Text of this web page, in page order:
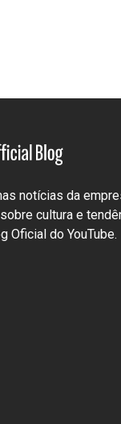
notícias da
cultura e
Oficial do YouTube.